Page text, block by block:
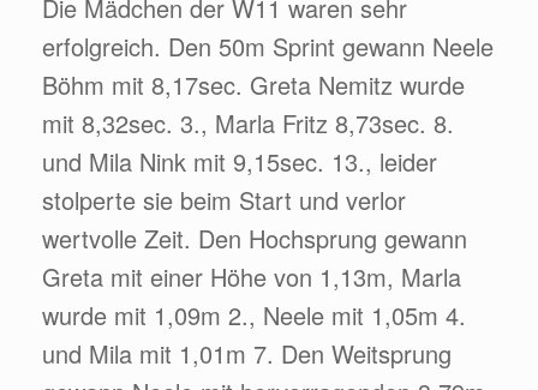
Die Mädchen der W11 waren sehr
erfolgreich. Den 50m Sprint gewann Neele
Böhm mit 8,17sec. Greta Nemitz wurde
mit 8,32sec. 3., Marla Fritz 8,73sec. 8.
und Mila Nink mit 9,15sec. 13., leider
stolperte sie beim Start und verlor
wertvolle Zeit. Den Hochsprung gewann
Greta mit einer Höhe von 1,13m, Marla
wurde mit 1,09m 2., Neele mit 1,05m 4.
und Mila mit 1,01m 7. Den Weitsprung